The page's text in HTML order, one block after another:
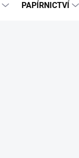
PAPÍRNICTVÍ